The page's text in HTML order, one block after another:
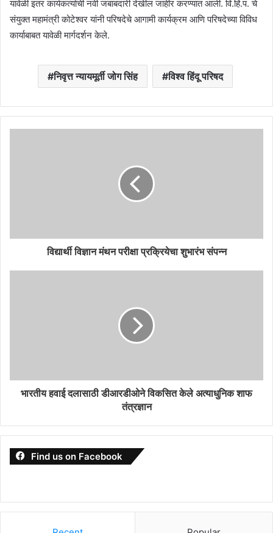
यावेळी इतर कार्यकर्त्याची नवी जबाबदारी देखील जाहीर करण्यात आली. वि.हिं.प. चे
संयुक्त महामंत्री कोटेश्वर यांनी परिषदेचे आगामी कार्यक्रम आणि परिषदेच्या विविध
कार्याबाबत यावेळी मार्गदर्शन केले.
निवृत्त न्यायमूर्ती जोग सिंह विश्व हिंदू परिषद
विद्यार्थी विज्ञान मंथन परीक्षा प्रक्रियेचा शुभारंभ संपन्न
भारतीय हवाई दलासाठी डीआरडीओने विकसित केले अत्याधुनिक शाफ
तंत्रज्ञान
Find us on Facebook